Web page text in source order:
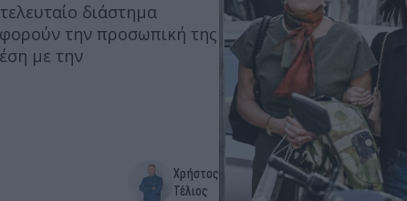
διάστημα
την προσωπική της
με την
Χρήστος
Τέλιος